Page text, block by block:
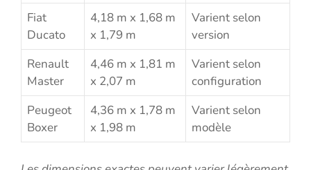
Fiat
Ducato
4,18 m x 1,68 m
x 1,79 m
Varient selon
version
Renault
Master
4,46 m x 1,81 m
x 2,07 m
Varient selon
configuration
Peugeot
Boxer
4,36 m x 1,78 m
x 1,98 m
Varient selon
modèle